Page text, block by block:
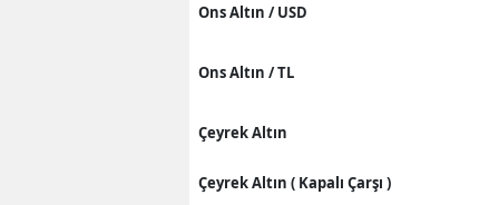
Ons Altın / USD
Ons Altın / TL
Çeyrek Altın
Çeyrek Altın ( Kapalı Çarşı )